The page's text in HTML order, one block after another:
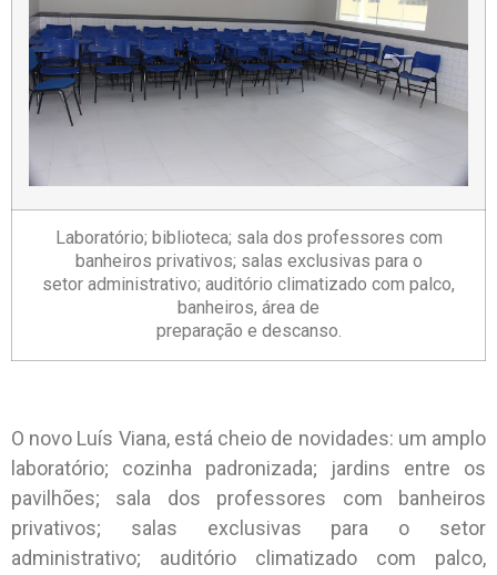
Laboratório; biblioteca; sala dos professores com
banheiros privativos; salas exclusivas para o
setor administrativo; auditório climatizado com palco,
banheiros, área de
preparação e descanso.
O novo Luís Viana, está cheio de novidades: um amplo
laboratório; cozinha padronizada; jardins entre os
pavilhões; sala dos professores com banheiros
privativos; salas exclusivas para o setor
administrativo; auditório climatizado com palco,